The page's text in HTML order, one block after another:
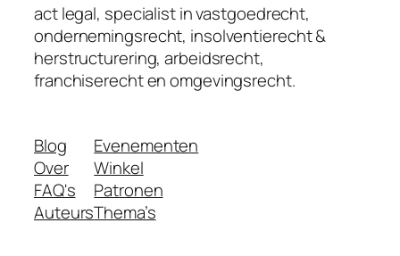
act legal, specialist in vastgoedrecht,
ondernemingsrecht, insolventierecht &
herstructurering, arbeidsrecht,
franchiserecht en omgevingsrecht.
Blog
Over
FAQ's
Auteurs
Evenementen
Winkel
Patronen
Thema’s